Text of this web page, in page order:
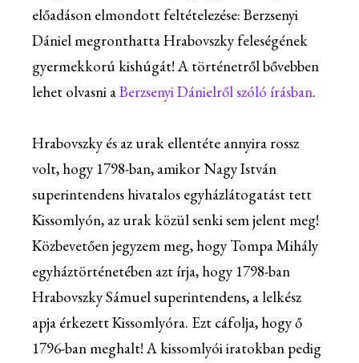
előadáson elmondott feltételezése: Berzsenyi
Dániel megronthatta Hrabovszky feleségének
gyermekkorú kishúgát! A történetről bővebben
lehet olvasni aBerzsenyi Dánielről szóló írásban.
Hrabovszky és az urak ellentéte annyira rossz
volt, hogy 1798-ban, amikor Nagy István
superintendens hivatalos egyházlátogatást tett
Kissomlyón, az urak közül senki sem jelent meg!
Közbevetően jegyzem meg, hogy Tompa Mihály
egyháztörténetében azt írja, hogy 1798-ban
Hrabovszky Sámuel superintendens, a lelkész
apja érkezett Kissomlyóra. Ezt cáfolja, hogy ő
1796-ban meghalt! A kissomlyói iratokban pedig